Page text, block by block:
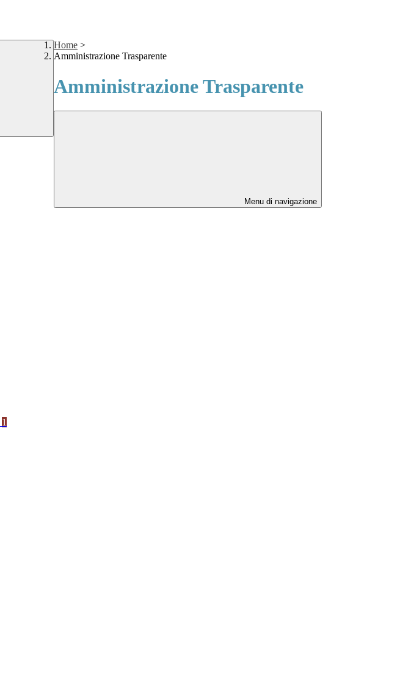
Home >
Amministrazione Trasparente
Amministrazione Trasparente
Menu di navigazione
1